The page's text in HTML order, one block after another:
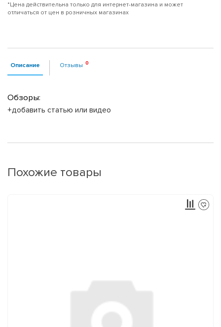
*Цена действительна только для интернет-магазина и может
отличаться от цен в розничных магазинах
Описание Отзывы
Обзоры:
+добавить статью или видео
Похожие товары